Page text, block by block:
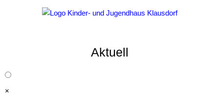
Aktuell
×